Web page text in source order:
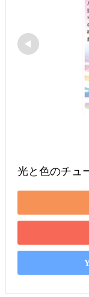
光と色のチュ